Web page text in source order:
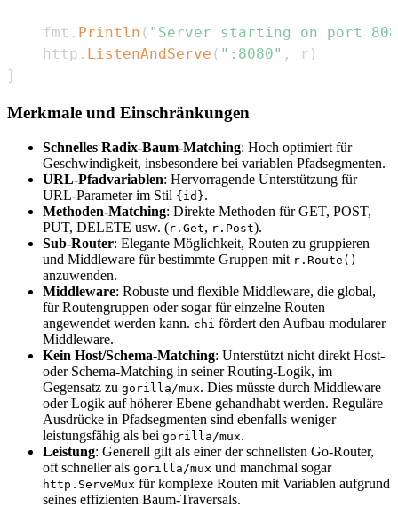
	fmt
. Println ( "Server starting on port
	http
. ListenAndServe ( ":8080" , r )
}
Merkmale und Einschränkungen
Schnelles Radix-Baum-Matching: Hoch optimiert für
Geschwindigkeit, insbesondere bei variablen Pfadsegmenten.
URL-Pfadvariablen: Hervorragende Unterstützung für
URL-Parameter im Stil {id}.
Methoden-Matching: Direkte Methoden für GET, POST,
PUT, DELETE usw. (r.Get, r.Post).
Sub-Router: Elegante Möglichkeit, Routen zu gruppieren
und Middleware für bestimmte Gruppen mit r.Route()
anzuwenden.
Middleware: Robuste und flexible Middleware, die global,
für Routengruppen oder sogar für einzelne Routen
angewendet werden kann. chi fördert den Aufbau modularer
Middleware.
Kein Host/Schema-Matching: Unterstützt nicht direkt Host-
oder Schema-Matching in seiner Routing-Logik, im
Gegensatz zu gorilla/mux. Dies müsste durch Middleware
oder Logik auf höherer Ebene gehandhabt werden. Reguläre
Ausdrücke in Pfadsegmenten sind ebenfalls weniger
leistungsfähig als bei gorilla/mux.
Leistung: Generell gilt als einer der schnellsten Go-Router,
oft schneller als gorilla/mux und manchmal sogar
http.ServeMux für komplexe Routen mit Variablen aufgrund
seines effizienten Baum-Traversals.